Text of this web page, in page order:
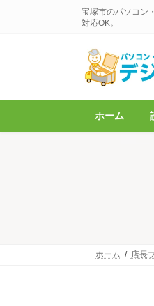
宝塚市のパソコン
対応OK。
ホーム
ホーム 店長